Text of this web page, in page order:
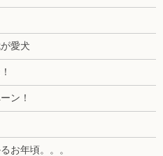
愛犬
ン！
お年頃。。。